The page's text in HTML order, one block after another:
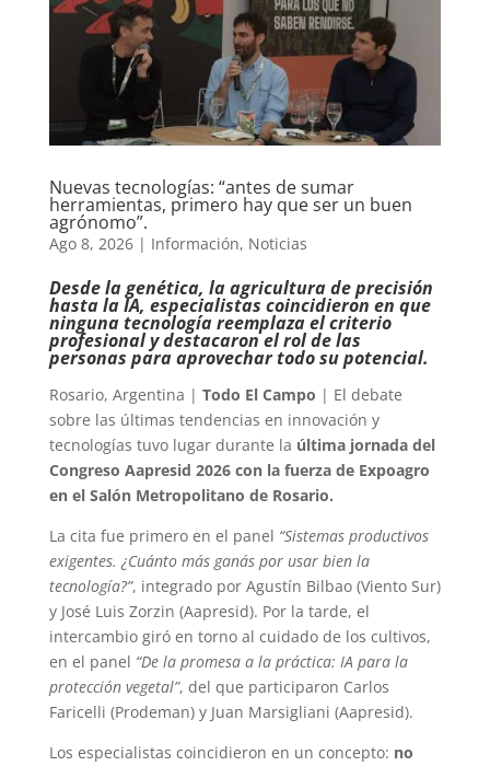
Nuevas tecnologías: “antes de sumar
herramientas, primero hay que ser un buen
agrónomo”.
Ago 8, 2026| Información, Noticias
Desde la genética, la agricultura de precisión
hasta la IA, especialistas coincidieron en que
ninguna tecnología reemplaza el criterio
profesional y destacaron el rol de las
personas para aprovechar todo su potencial.
Rosario, Argentina | Todo El Campo | El debate
sobre las últimas tendencias en innovación y
tecnologías tuvo lugar durante la última jornada del
Congreso Aapresid 2026 con la fuerza de Expoagro
en el Salón Metropolitano de Rosario.
La cita fue primero en el panel “Sistemas productivos
exigentes. ¿Cuánto más ganás por usar bien la
tecnología?”, integrado por Agustín Bilbao (Viento Sur)
y José Luis Zorzin (Aapresid). Por la tarde, el
intercambio giró en torno al cuidado de los cultivos,
en el panel “De la promesa a la práctica: IA para la
protección vegetal”, del que participaron Carlos
Faricelli (Prodeman) y Juan Marsigliani (Aapresid).
Los especialistas coincidieron en un concepto: no